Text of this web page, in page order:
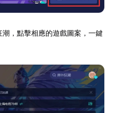
，點擊相應的遊戲圖案，一鍵